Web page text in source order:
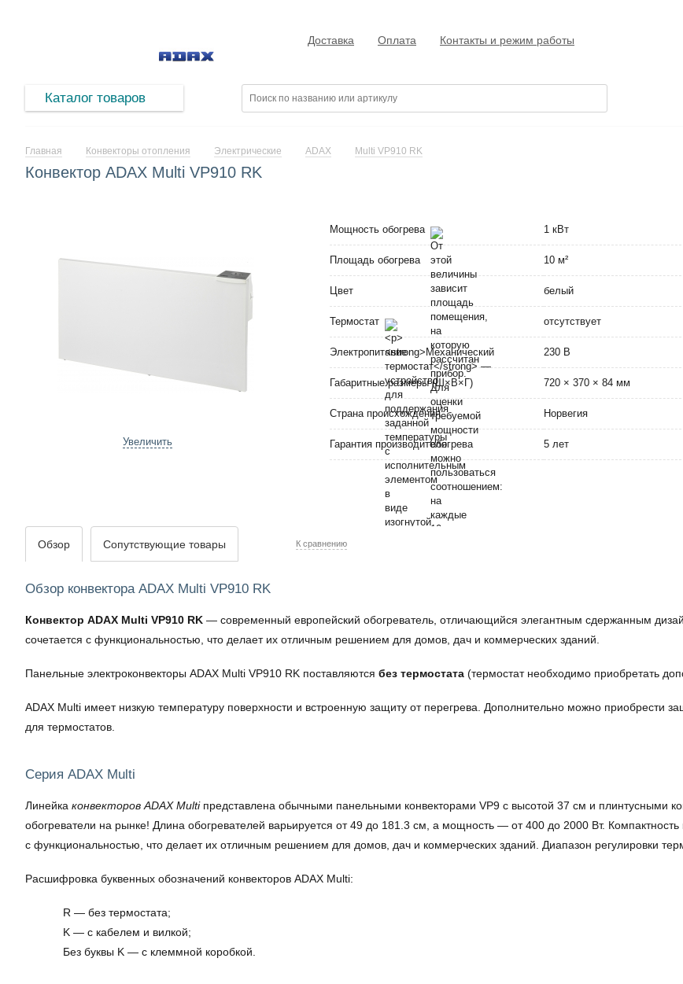
Доставка Оплата Контакты и режим работы
Каталог товаров
Главная Конвекторы отопления Электрические ADAX Multi VP910 RK
Конвектор ADAX Multi VP910 RK
Увеличить
Мощность обогрева 1 кВт
Площадь обогрева 10 м²
Цвет белый
Термостат отсутствует
Электропитание 230 В
Габаритные размеры (Ш×В×Г) 720 × 370 × 84 мм
Страна происхождения Норвегия
Гарантия производителя 5 лет
Обзор Сопутствующие товары К сравнению
Обзор конвектора ADAX Multi VP910 RK
Конвектор ADAX Multi VP910 RK — современный европейский обогреватель, отличающийся элегантным сдержанным
сочетается с функциональностью, что делает их отличным решением для домов, дач и коммерческих зданий.
Панельные электроконвекторы ADAX Multi VP910 RK поставляются без термостата (термостат необходимо приобретать
ADAX Multi имеет низкую температуру поверхности и встроенную защиту от перегрева. Дополнительно можно приобрести
для термостатов.
Серия ADAX Multi
Линейка конвекторов ADAX Multi представлена обычными панельными конвекторами VP9 с высотой 37 см и плинтусными
обогреватели на рынке! Длина обогревателей варьируется от 49 до 181.3 см, а мощность — от 400 до 2000 Вт. Компактность
с функциональностью, что делает их отличным решением для домов, дач и коммерческих зданий. Диапазон регулировки
Расшифровка буквенных обозначений конвекторов ADAX Multi:
R — без термостата;
K — с кабелем и вилкой;
Без буквы K — с клеммной коробкой.